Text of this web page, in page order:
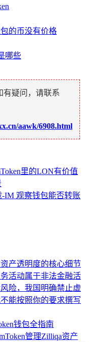
包的币没有价格
哪些
有疑问，请联系
aawk/6908.html
里的LON有价值
-IM 观察钱包能否转账
产透明度的核心细节
活动属于非法金融活
险，我国明确禁止虚
能按照你的要求撰写
钱包全指南
管理Zilliqa资产